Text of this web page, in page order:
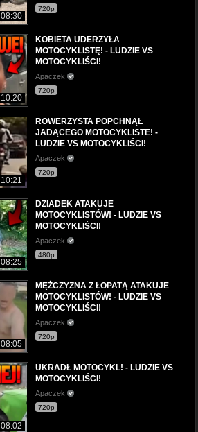
08:30
720p
10:20
KOBIETA UDERZYŁA
MOTOCYKLISTĘ! - LUDZIE VS
MOTOCYKLIŚCI!
Apaczek
720p
10:21
ROWERZYSTA POPCHNĄŁ
JADĄCEGO MOTOCYKLISTE! -
LUDZIE VS MOTOCYKLIŚCI!
Apaczek
720p
08:25
DZIADEK ATAKUJE
MOTOCYKLISTÓW! - LUDZIE VS
MOTOCYKLIŚCI!
Apaczek
480p
08:05
MĘŻCZYZNA Z ŁOPATĄ ATAKUJE
MOTOCYKLISTÓW! - LUDZIE VS
MOTOCYKLIŚCI!
Apaczek
720p
08:02
UKRADŁ MOTOCYKL! - LUDZIE VS
MOTOCYKLIŚCI!
Apaczek
720p